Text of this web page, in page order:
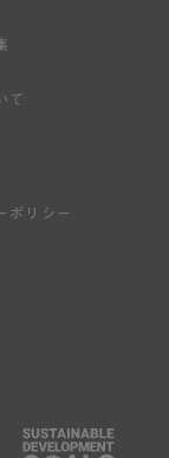
取り消すこと
録を拒否し、
登録を取り消
した場合。
て
ポリシー